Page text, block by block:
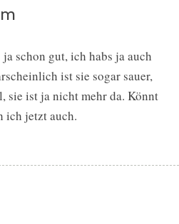
schon gut, ich habs ja auch
ist sie sogar sauer,
sie ist ja nicht mehr da. Könnt
ich jetzt auch.